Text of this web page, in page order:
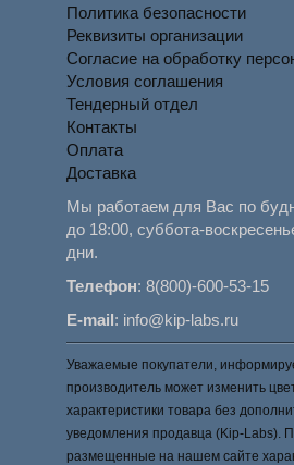
Политика безопасности
Реквизиты организации
Согласие на обработку
Условия соглашения
Тендерный отдел
Контакты
Оплата
Доставка
Мы работаем для Вас по
до 18:00, суббота-
дни.
Телефон:8(800)-600-53-15
E-mail: info@kip-labs.ru
Уважаемые покупатели,
производитель может изменить
характеристики товара без
уведомления продавца (Kip-Labs).
размещенные на нашем сайте